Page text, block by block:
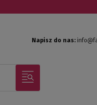
Napisz do nas: